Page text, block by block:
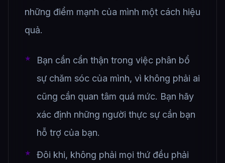
những điểm mạnh của mình một cách hiệu
quả.
Bạn cần cẩn thận trong việc phân bổ
sự chăm sóc của mình, vì không phải ai
cũng cần quan tâm quá mức. Bạn hãy
xác định những người thực sự cần bạn
hỗ trợ của bạn.
Đôi khi, không phải mọi thứ đều phải